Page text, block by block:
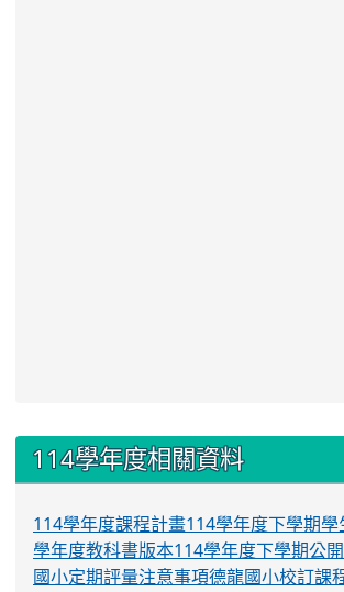
::: 114學年度相關資料
114學年度課程計畫114學年度下學期
學年度教科書版本114學年度下學期公
國小定期評量注意事項德龍國小校訂課